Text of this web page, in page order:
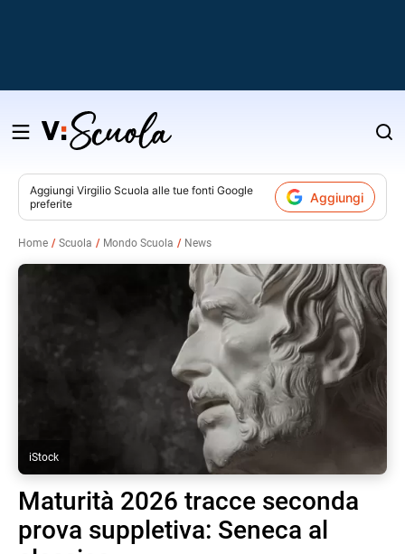
Salta
contenuto
Aggiungi Virgilio Scuola alle tue fonti Google
preferite
Aggiungi
Home Scuola Mondo Scuola News
iStock
Maturità 2026 tracce seconda
prova suppletiva: Seneca al